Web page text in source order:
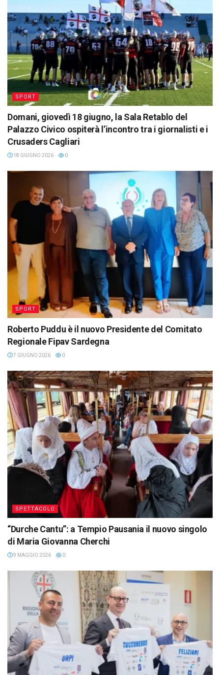
SPORT
Domani, giovedì 18 giugno, la Sala Retablo del
Palazzo Civico ospiterà l’incontro tra i giornalisti e i
Crusaders Cagliari
18 GIUGNO 2026 0
SPORT
Roberto Puddu è il nuovo Presidente del Comitato
Regionale Fipav Sardegna
7 GIUGNO 2026 0
SPETTACOLO
“Durche Cantu”: a Tempio Pausania il nuovo singolo
di Maria Giovanna Cherchi
9 MAGGIO 2026 0